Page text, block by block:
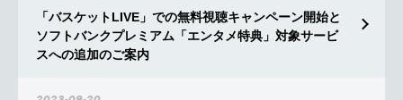
「バスケットLIVE」での無料視聴キャンペーン開始と
ソフトバンクプレミアム「エンタメ特典」対象サービ
スへの追加のご案内